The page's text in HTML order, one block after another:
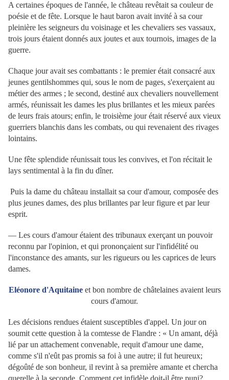
A certaines époques de l'année, le château revêtait sa couleur de
poésie et de fête. Lorsque le haut baron avait invité à sa cour
pleinière les seigneurs du voisinage et les chevaliers ses vassaux,
trois jours étaient donnés aux joutes et aux tournois, images de la
guerre.
Chaque jour avait ses combattants : le premier était consacré aux
jeunes gentilshommes qui, sous le nom de pages, s'exerçaient au
métier des armes ; le second, destiné aux chevaliers nouvellement
armés, réunissait les dames les plus brillantes et les mieux parées
de leurs frais atours; enfin, le troisième jour était réservé aux vieux
guerriers blanchis dans les combats, ou qui revenaient des rivages
lointains.
Une fête splendide réunissait tous les convives, et l'on récitait le
lays sentimental à la fin du dîner.
Puis la dame du château installait sa cour d'amour, composée des
plus jeunes dames, des plus brillantes par leur figure et par leur
esprit.
— Les cours d'amour étaient des tribunaux exerçant un pouvoir
reconnu par l'opinion, et qui prononçaient sur l'infidélité ou
l'inconstance des amants, sur les rigueurs ou les caprices de leurs
dames.
Eléonore d'Aquitaineet bon nombre de châtelaines avaient leurs
cours d'amour.
Les décisions rendues étaient susceptibles d'appel. Un jour on
soumit cette question à la comtesse de Flandre : « Un amant, déjà
lié par un attachement convenable, requit d'amour une dame,
comme s'il n'eût pas promis sa foi à une autre; il fut heureux;
dégoûté de son bonheur, il revint à sa première amante et chercha